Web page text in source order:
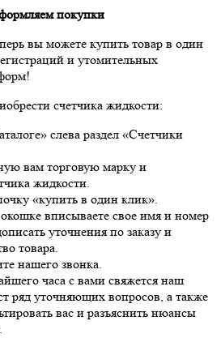
покупки
вы можете купить товар в один
и утомительных
счетчика жидкости:
слева раздел «Счетчики
вам торговую марку и
жидкости.
«купить в один клик».
вписываете свое имя и номер
уточнения по заказу и
товара.
нашего звонка.
часа с вами свяжется наш
ряд уточняющих вопросов, а также
вас и разъяснить нюансы